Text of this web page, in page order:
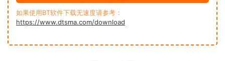
如果使用BT软件下载无速度请参考：
https://www.dtsma.com/download